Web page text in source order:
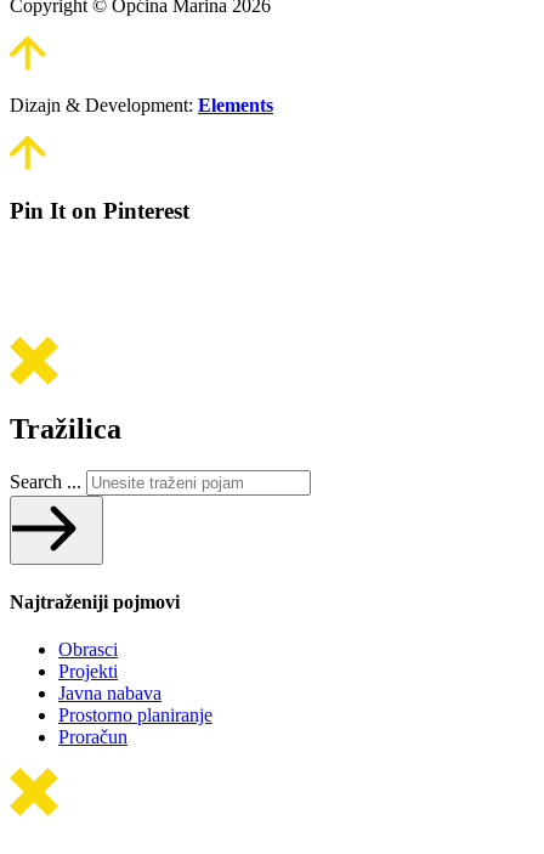
Copyright © Općina Marina 2026
Dizajn & Development: Elements
Pin It on Pinterest
Tražilica
Search ...
Najtraženiji pojmovi
Obrasci
Projekti
Javna nabava
Prostorno planiranje
Proračun